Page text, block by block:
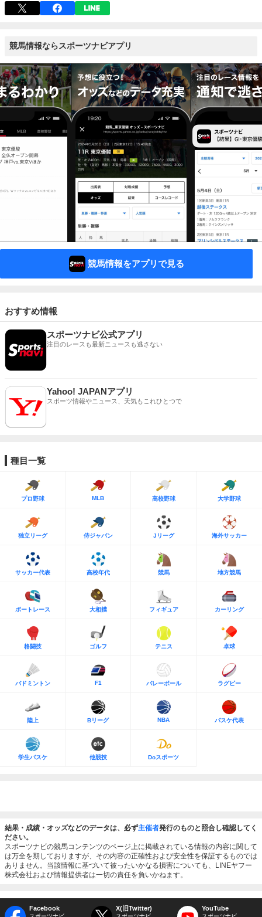
競馬情報ならスポーツナビアプリ
競馬情報をアプリで見る
おすすめ情報
スポーツナビ公式アプリ
注目のレースも最新ニュースも逃さない
Yahoo! JAPANアプリ
スポーツ情報やニュース、天気もこれひとつで
種目一覧
プロ野球 MLB 高校野球 大学野球
独立リーグ 侍ジャパン Jリーグ 海外サッカー
サッカー代表 高校年代 競馬 地方競馬
ボートレース 大相撲 フィギュア カーリング
格闘技 ゴルフ テニス 卓球
バドミントン F1 バレーボール ラグビー
陸上 Bリーグ NBA バスケ代表
学生バスケ 他競技 Doスポーツ
結果・成績・オッズなどのデータは、必ず主催者発行のものと照合し確認してく
ださい。
スポーツナビの競馬コンテンツのページ上に掲載されている情報の内容に関して
は万全を期しておりますが、その内容の正確性および安全性を保証するものでは
ありません。当該情報に基づいて被ったいかなる損害についても、LINEヤフー
株式会社および情報提供者は一切の責任を負いかねます。
Facebook X(旧Twitter) YouTube